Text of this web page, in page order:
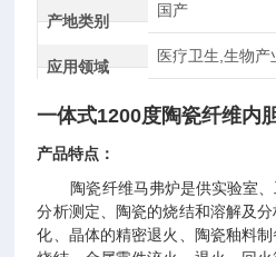
产地类别
国产
应用领域
医疗卫生,生物
一体式1200度陶瓷纤维内
产品特点：
陶瓷纤维马弗炉是供实验室
分析测定、陶瓷的烧结和溶解及
化、晶体的精密退火、陶瓷釉料